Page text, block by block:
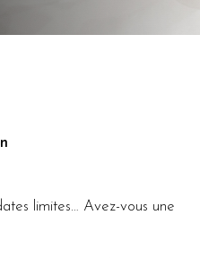
limites… Avez-vous une